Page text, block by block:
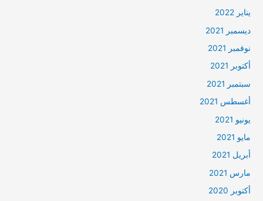
يناير 2022
ديسمبر 2021
نوفمبر 2021
أكتوبر 2021
سبتمبر 2021
أغسطس 2021
يونيو 2021
مايو 2021
أبريل 2021
مارس 2021
أكتوبر 2020